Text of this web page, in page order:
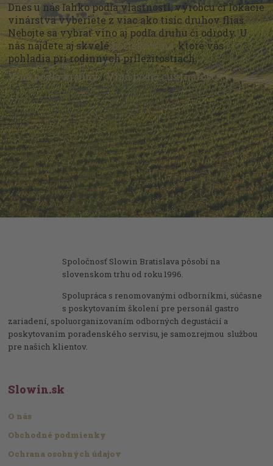
Dnes u nás ľahko podľa vlastností, výrobcu či lokácie
vinárstva vyberiete z viac ako tisíc druhov fliaš.
Nebojte sa vybrať víno aj podľa druhu či odrody. U
nás nájdete aj skveléportské vína, ktoré vás
pohladia pri rodinných príležitostiach.
Vína podľa krajiny/Vína podľa cukrnatosti
Spoločnosť Slowin Bratislava pôsobí na
slovenskom trhu od roku 1996.
Spolupráca s renomovanými odborníkmi, súčasne
s poskytovaním školení pre personál gastro
zariadení, spoluorganizovaním odborných degustácií a
poskytovaním poradenského servisu, je samozrejmou službou
pre našich klientov.
Slowin.sk
O nás
Obchodné podmienky
Ochrana osobných údajov